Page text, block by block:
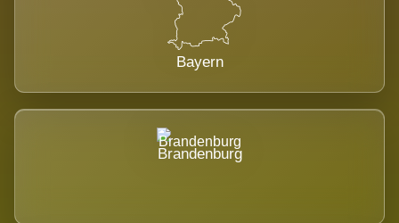
Bayern
Brandenburg